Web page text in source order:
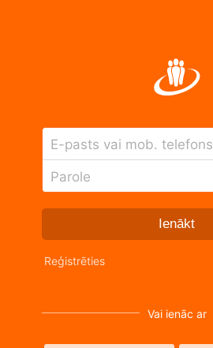
E-pasts vai mob. telefons
Parole
Ienākt
Reģistrēties
Vai ienāc ar